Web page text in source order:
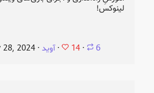
لینوکس!
28, 2024 ⋅آوید⋅ 14 ⋅ 6